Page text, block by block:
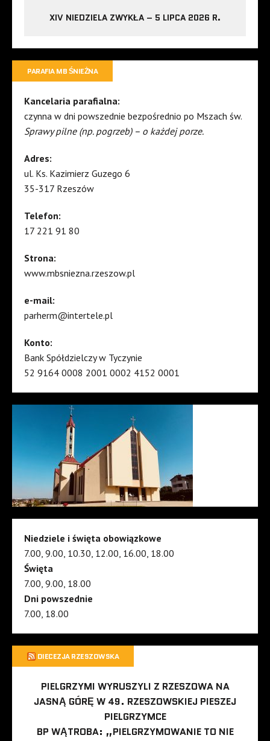
XIV NIEDZIELA ZWYKŁA – 5 LIPCA 2026 R.
PARAFIA MB ŚNIEŻNA
Kancelaria parafialna:
czynna w dni powszednie bezpośrednio po Mszach św.
Sprawy pilne (np. pogrzeb) – o każdej porze.
Adres:
ul. Ks. Kazimierz Guzego 6
35-317 Rzeszów
Telefon:
17 221 91 80
Strona:
www.mbsniezna.rzeszow.pl
e-mail:
parherm@intertele.pl
Konto:
Bank Spółdzielczy w Tyczynie
52 9164 0008 2001 0002 4152 0001
Niedziele i święta obowiązkowe
7.00, 9.00, 10.30, 12.00, 16.00, 18.00
Święta
7.00, 9.00, 18.00
Dni powszednie
7.00, 18.00
DIECEZJA RZESZOWSKA
PIELGRZYMI WYRUSZYLI Z RZESZOWA NA
JASNĄ GÓRĘ W 49. RZESZOWSKIEJ PIESZEJ
PIELGRZYMCE
BP WĄTROBA: „PIELGRZYMOWANIE TO NIE